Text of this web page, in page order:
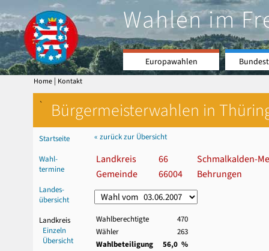
Wahlen im
Europawahlen
Home | Kontakt
` Bürgermeisterwahlen in
Startseite
Wahl-
termine
Landes-
übersicht
Landkreis
Einzeln
Übersicht
« zurück zur Übersicht
Landkreis 66
Schmalkalden-
Gemeinde
66004 Behrungen
Wahlberechtigte
470
Wähler
263
Wahlbeteiligung
56,0 %